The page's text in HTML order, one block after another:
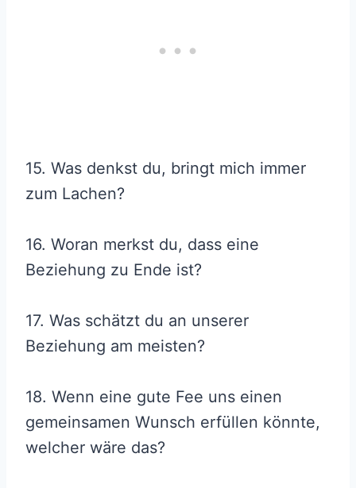
15. Was denkst du, bringt mich immer
zum Lachen?
16. Woran merkst du, dass eine
Beziehung zu Ende ist?
17. Was schätzt du an unserer
Beziehung am meisten?
18. Wenn eine gute Fee uns einen
gemeinsamen Wunsch erfüllen könnte,
welcher wäre das?